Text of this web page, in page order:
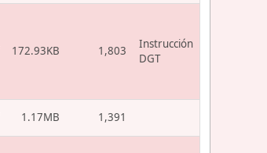
172.93KB 1,803
Instrucción
DGT
1.17MB 1,391